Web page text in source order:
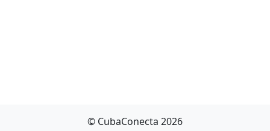
© CubaConecta 2026